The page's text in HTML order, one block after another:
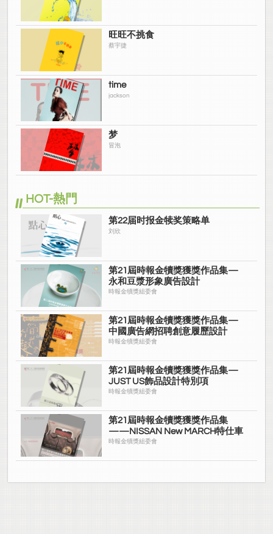
旺旺不挑食
蔡宇捷
time
jackson
梦
冒泡
HOT-熱門
第22届时报金犊奖策略单
刘欣
第21屆時報金犢獎獲獎作品集—
永和豆漿形象廣告設計
時報金犢獎組委會
第21屆時報金犢獎獲獎作品集—
中國廣告網招聘創意履歷設計
時報金犢獎組委會
第21屆時報金犢獎獲獎作品集—
JUST US飾品設計特別項
時報金犢獎組委會
第21屆時報金犢獎獲獎作品集
——NISSAN New MARCH特仕車
時報金犢獎組委會